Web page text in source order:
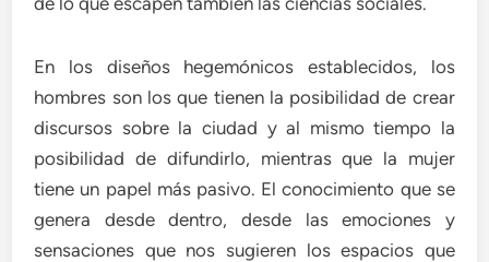
En los diseños hegemónicos establecidos, los
hombres son los que tienen la posibilidad de crear
discursos sobre la ciudad y al mismo tiempo la
posibilidad de difundirlo, mientras que la mujer
tiene un papel más pasivo. El conocimiento que se
genera desde dentro, desde las emociones y
sensaciones que nos sugieren los espacios que